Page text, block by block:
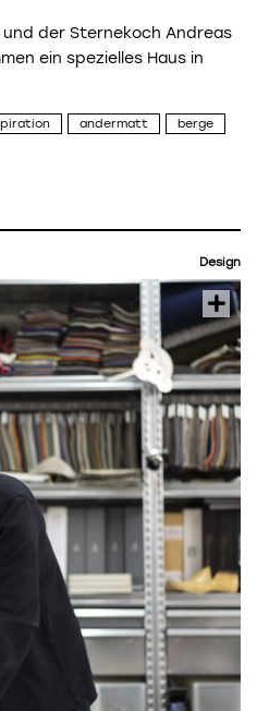
und der Sternekoch Andreas
ein spezielles Haus in
andermatt
berge
Design